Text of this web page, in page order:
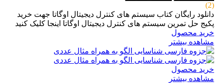
(2)
دانلود رایگان کتاب سیستم های کنترل دیجیتال اوگاتا جهت خرید
پکیج حل تمرین سیستم های کنترل دیجیتال اوگاتا اینجا کلیک کنید
خرید محصول
مشاهده بیشتر
خرید محصول
مشاهده بیشتر